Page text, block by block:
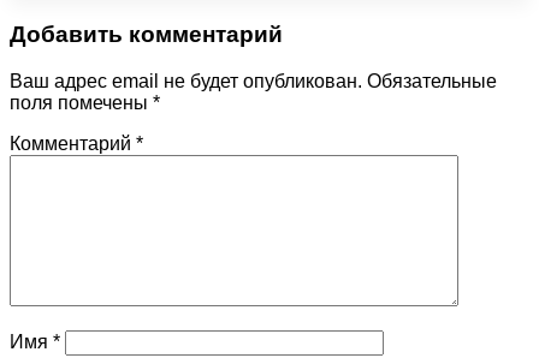
Добавить комментарий
Ваш адрес email не будет опубликован. Обязательные
поля помечены *
Комментарий *
Имя *